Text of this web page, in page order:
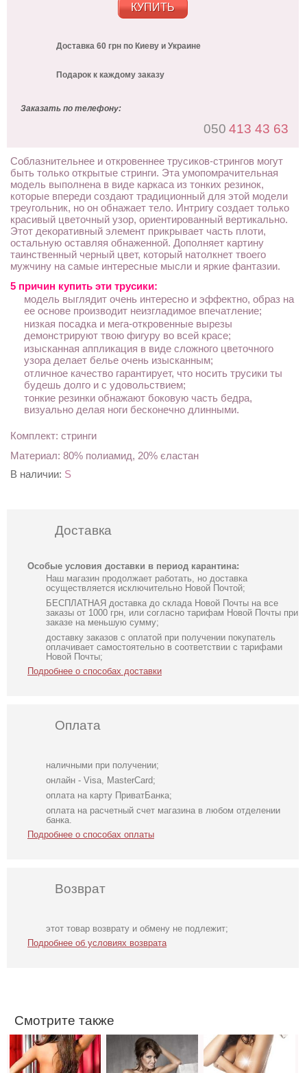
КУПИТЬ
Доставка 60 грн по Киеву и Украине
Подарок к каждому заказу
Заказать по телефону:
050 413 43 63
Соблазнительнее и откровеннее трусиков-стрингов могут
быть только открытые стринги. Эта умопомрачительная
модель выполнена в виде каркаса из тонких резинок,
которые впереди создают традиционный для этой модели
треугольник, но он обнажает тело. Интригу создает только
красивый цветочный узор, ориентированный вертикально.
Этот декоративный элемент прикрывает часть плоти,
остальную оставляя обнаженной. Дополняет картину
таинственный черный цвет, который натолкнет твоего
мужчину на самые интересные мысли и яркие фантазии.
5 причин купить эти трусики:
модель выглядит очень интересно и эффектно, образ на
ее основе производит неизгладимое впечатление;
низкая посадка и мега-откровенные вырезы
демонстрируют твою фигуру во всей красе;
изысканная аппликация в виде сложного цветочного
узора делает белье очень изысканным;
отличное качество гарантирует, что носить трусики ты
будешь долго и с удовольствием;
тонкие резинки обнажают боковую часть бедра,
визуально делая ноги бесконечно длинными.
Комплект: стринги
Материал: 80% полиамид, 20% єластан
В наличии: S
Доставка
Особые условия доставки в период карантина:
Наш магазин продолжает работать, но доставка
осуществляется исключительно Новой Почтой;
БЕСПЛАТНАЯ доставка до склада Новой Почты на все
заказы от 1000 грн, или согласно тарифам Новой Почты при
заказе на меньшую сумму;
доставку заказов с оплатой при получении покупатель
оплачивает самостоятельно в соответствии с тарифами
Новой Почты;
Подробнее о способах доставки
Оплата
наличными при получении;
онлайн - Visa, MasterCard;
оплата на карту ПриватБанка;
оплата на расчетный счет магазина в любом отделении
банка.
Подробнее о способах оплаты
Возврат
этот товар возврату и обмену не подлежит;
Подробнее об условиях возврата
Смотрите также
Кружевные
черные
сексуальные
Открытые
прозрачные
трусики с
Красивые черные
трусики-стринг